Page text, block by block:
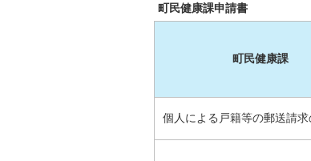
町民健康課申請書
町民健康課
個人による戸籍等の郵送請求